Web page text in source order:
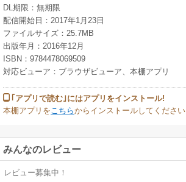
DL期限：無期限
配信開始日：2017年1月23日
ファイルサイズ：25.7MB
出版年月：2016年12月
ISBN：9784478069509
対応ビューア：ブラウザビューア、本棚アプリ
｢アプリで読む｣にはアプリをインストール!
本棚アプリを こちらからインストールしてください
みんなのレビュー
レビュー募集中！